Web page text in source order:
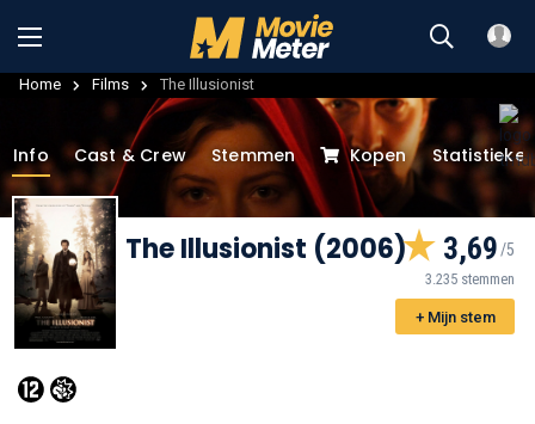
Home Films The Illusionist
Info Cast & Crew Stemmen Kopen
The Illusionist (2006) 3,69
3.235 stemmen
+ Mijn stem